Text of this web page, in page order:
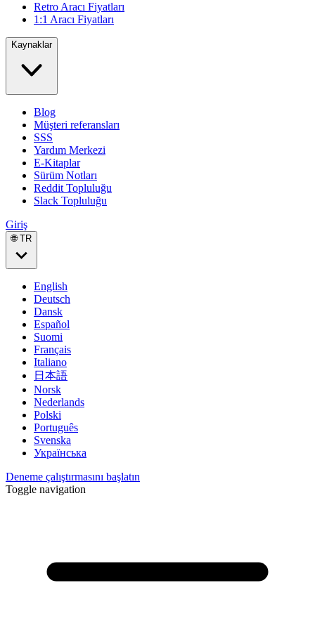
Retro Aracı Fiyatları
1:1 Aracı Fiyatları
Kaynaklar
Blog
Müşteri referansları
SSS
Yardım Merkezi
E-Kitaplar
Sürüm Notları
Reddit Topluluğu
Slack Topluluğu
Giriş
🌐 TR
English
Deutsch
Dansk
Español
Suomi
Français
Italiano
日本語
Norsk
Nederlands
Polski
Português
Svenska
Українська
Deneme çalıştırmasını başlatın
Toggle navigation